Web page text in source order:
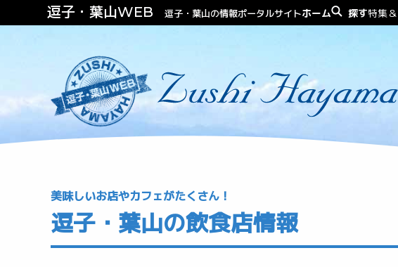
逗子・葉山WEB 逗子・葉山の情報ポータルサイトホーム 探す特集
美味しいお店やカフェがたくさん！
逗子・葉山の飲食店情報
ファッションビューティー不動産（住む・泊まる）